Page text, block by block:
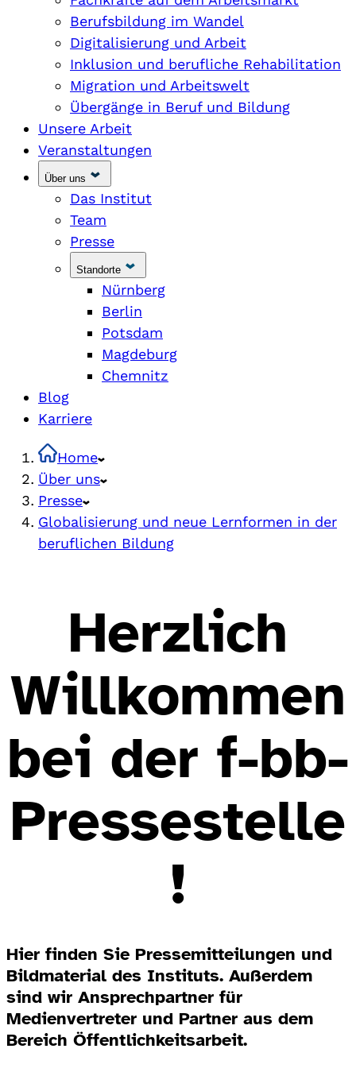
Berufsbildung im Wandel
Digitalisierung und Arbeit
Inklusion und berufliche Rehabilitation
Migration und Arbeitswelt
Übergänge in Beruf und Bildung
Unsere Arbeit
Veranstaltungen
Über uns
Das Institut
Team
Presse
Standorte
Nürnberg
Berlin
Potsdam
Magdeburg
Chemnitz
Blog
Karriere
Home
Über uns
Presse
Globalisierung und neue Lernformen in der
beruflichen Bildung
Herzlich
Willkommen
bei der f-bb-
Pressestelle
!
Hier finden Sie Pressemitteilungen und
Bildmaterial des Instituts. Außerdem
sind wir Ansprechpartner für
Medienvertreter und Partner aus dem
Bereich Öffentlichkeitsarbeit.